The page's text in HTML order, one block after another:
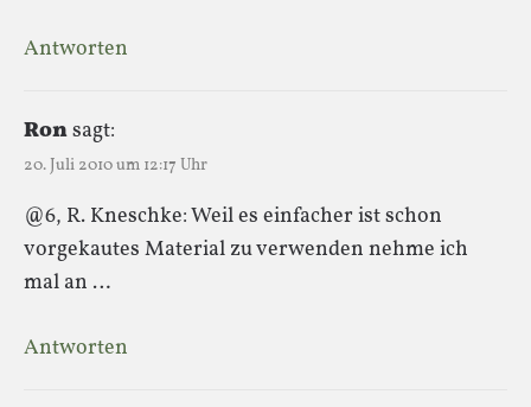
Antworten
Ronsagt:
20. Juli 2010 um 12:17 Uhr
@6, R. Kneschke: Weil es einfacher ist schon
vorgekautes Material zu verwenden nehme ich
mal an …
Antworten